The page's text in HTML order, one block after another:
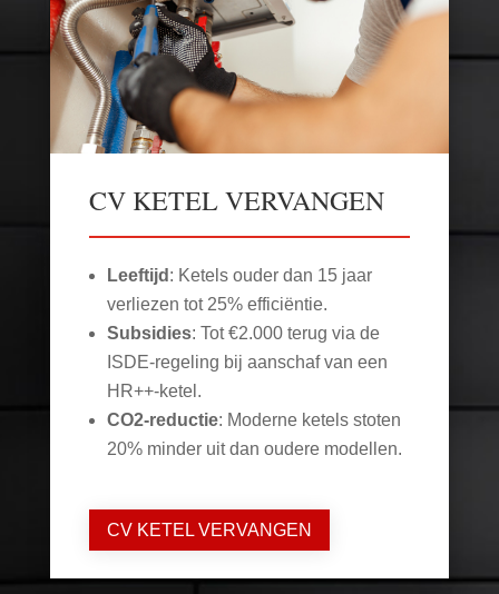
CV KETEL VERVANGEN
Leeftijd : Ketels ouder dan 15 jaar
verliezen tot 25% efficiëntie.
Subsidies: Tot €2.000 terug via de
ISDE-regeling bij aanschaf van een
HR++-ketel.
CO2-reductie: Moderne ketels stoten
20% minder uit dan oudere modellen.
CV KETEL VERVANGEN